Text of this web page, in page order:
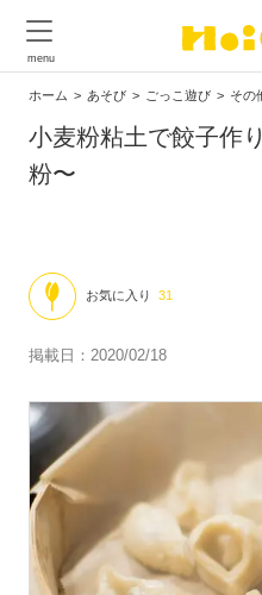
ホーム あそび ごっこ遊び その
小麦粉粘土で餃子作
粉〜
お気に入り 31
掲載日：2020/02/18